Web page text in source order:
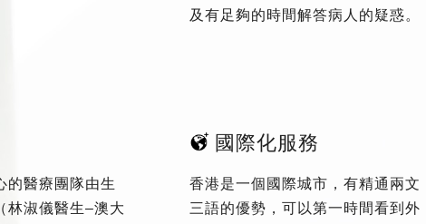
及有足夠的時間解答病人的疑惑。
的醫療團隊由生
林淑儀醫生–澳大
國際化服務
香港是一個國際城市，有精通兩文
三語的優勢，可以第一時間看到外